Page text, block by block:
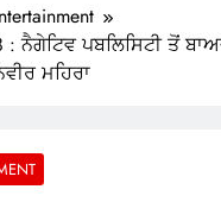
: ਨੈਗੇਟਿਵ ਪਬਲਿਸਿਟੀ ਤੋਂ
ਮਹਿਰਾ